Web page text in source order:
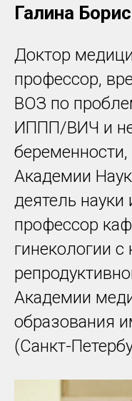
Галина
Доктор
профессор,
ВОЗ по
ИППП/ВИЧ и
беременности,
Академии
деятель науки
профессор
гинекологии с
Академии
образования
(Санкт-